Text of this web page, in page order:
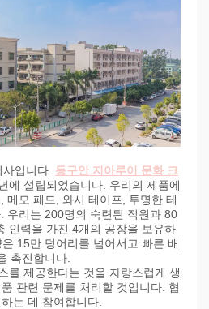
입니다. 동구안 지아루이 문화 크
에 설립되었습니다. 우리의 제품에
메모 패드, 와시 테이프, 투명한 테
우리는 200명의 숙련된 직원과 80
인력을 가진 4개의 공장을 보유하
15만 덩어리를 넘어서고 빠른 배
촉진합니다.
를 제공한다는 것을 자랑스럽게 생
관련 문제를 처리할 것입니다. 협
는 데 참여합니다.